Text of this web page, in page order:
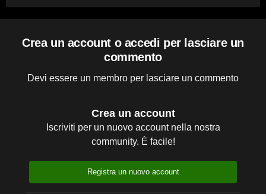
Crea un account o accedi per lasciare un
commento
Devi essere un membro per lasciare un commento
Crea un account
Iscriviti per un nuovo account nella nostra
community. È facile!
Registra un nuovo account